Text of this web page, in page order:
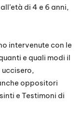
di 4 e 6 anni,
intervenute con le
e quali modi il
oppositori
e Testimoni di